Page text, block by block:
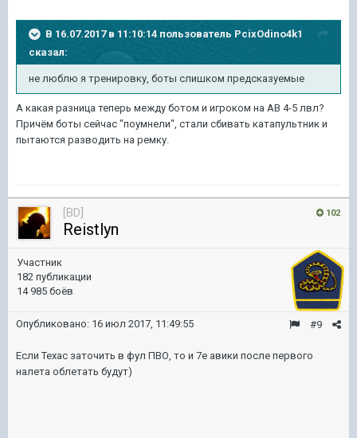
В 16.07.2017 в 11:10:14 пользователь PcixOdino4k1
сказал:
не люблю я тренировку, боты слишком предсказуемые
А какая разница теперь между ботом и игроком на АВ 4-5 лвл?
Причём боты сейчас "поумнели", стали сбивать катапультник и
пытаются разводить на ремку.
102
[BD]
Reistlyn
Участник
182 публикации
14 985 боёв
#9
Опубликовано: 16 июл 2017, 11:49:55
Если Техас заточить в фул ПВО, то и 7е авики после первого
налета облетать будут)